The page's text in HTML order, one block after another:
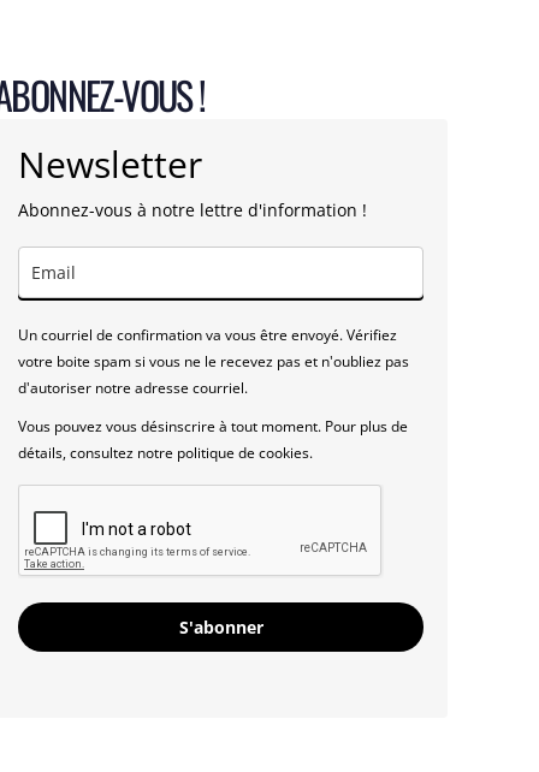
VOUS !
Newsletter
Abonnez-vous à notre lettre d'information !
Un courriel de confirmation va vous être envoyé. Vérifiez
votre boite spam si vous ne le recevez pas et n'oubliez pas
d'autoriser notre adresse courriel.
Vous pouvez vous désinscrire à tout moment. Pour plus de
détails, consultez notre politique de cookies.
S'abonner